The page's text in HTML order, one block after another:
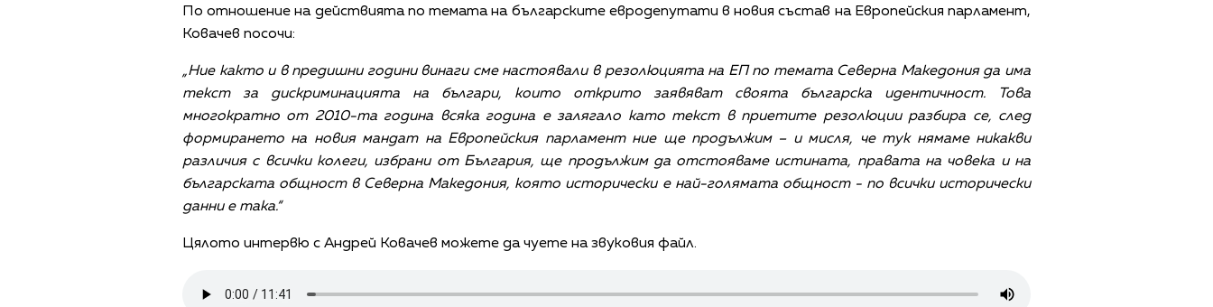
По отношение на действията по темата на българските евродепутати в новия състав на Европейския парламент,
Ковачев посочи:
„Ние както и в предишни години винаги сме настоявали в резолюцията на ЕП по темата Северна Македония да има
текст за дискриминацията на българи, които открито заявяват своята българска идентичност. Това
многократно от 2010-та година всяка година е залягало като текст в приетите резолюции разбира се, след
формирането на новия мандат на Европейския парламент ние ще продължим – и мисля, че тук нямаме никакви
различия с всички колеги, избрани от България, ще продължим да отстояваме истината, правата на човека и на
българската общност в Северна Македония, която исторически е най-голямата общност - по всички исторически
данни е така.“
Цялото интервю с Андрей Ковачев можете да чуете на звуковия файл.